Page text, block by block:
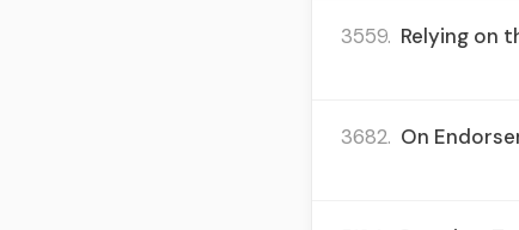
3559. Relying on
3682. On